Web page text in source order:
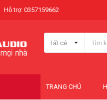
Hỗ trợ: 0357159662
Tất cả
TRANG CHỦ